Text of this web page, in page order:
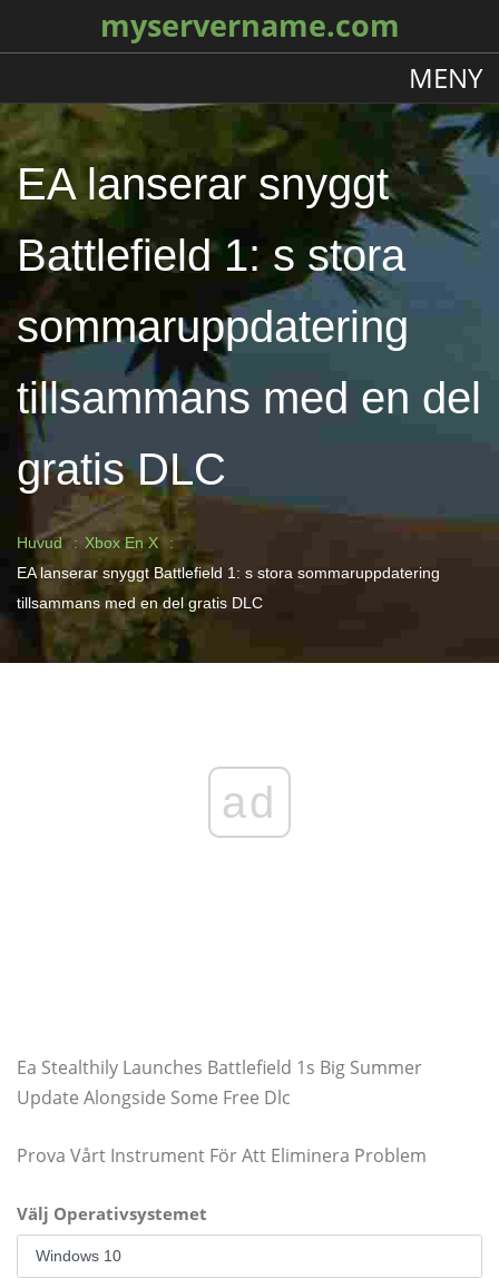
myservername.com
MENY
EA lanserar snyggt
Battlefield 1: s stora
sommaruppdatering
tillsammans med en del
gratis DLC
Huvud
Xbox En X
EA lanserar snyggt Battlefield 1: s stora sommaruppdatering
tillsammans med en del gratis DLC
ad
Ea Stealthily Launches Battlefield 1s Big Summer
Update Alongside Some Free Dlc
Prova Vårt Instrument För Att Eliminera Problem
Välj Operativsystemet